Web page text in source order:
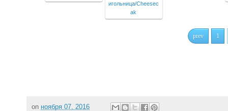
игольница/Cheesec
ak
prev 1
on ноября 07, 2016